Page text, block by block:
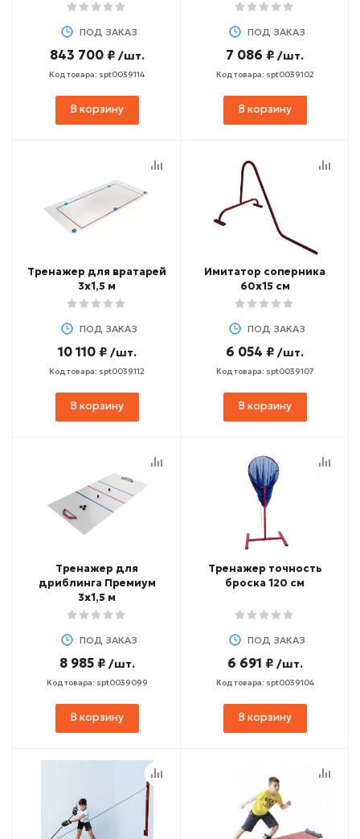
ПОД ЗАКАЗ
843 700 ₽ /шт.
Код товара: spt0039114
В корзину
ПОД ЗАКАЗ
7 086 ₽ /шт.
Код товара: spt0039102
В корзину
Тренажер для вратарей
3х1,5 м
ПОД ЗАКАЗ
10 110 ₽ /шт.
Код товара: spt0039112
В корзину
Имитатор соперника
60х15 см
ПОД ЗАКАЗ
6 054 ₽ /шт.
Код товара: spt0039107
В корзину
Тренажер для
дриблинга Премиум
3х1,5 м
ПОД ЗАКАЗ
8 985 ₽ /шт.
Код товара: spt0039099
В корзину
Тренажер точность
броска 120 см
ПОД ЗАКАЗ
6 691 ₽ /шт.
Код товара: spt0039104
В корзину